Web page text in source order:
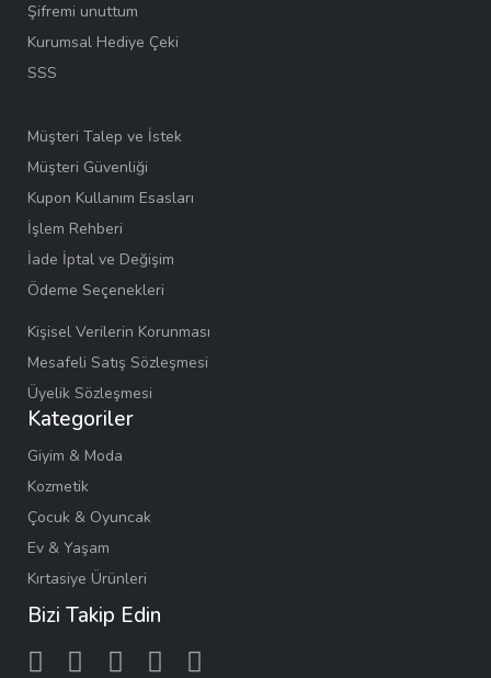
Şifremi unuttum
Kurumsal Hediye Çeki
SSS
Müşteri Talep ve İstek
Müşteri Güvenliği
Kupon Kullanım Esasları
İşlem Rehberi
İade İptal ve Değişim
Ödeme Seçenekleri
Kişisel Verilerin Korunması
Mesafeli Satış Sözleşmesi
Üyelik Sözleşmesi
Kategoriler
Giyim & Moda
Kozmetik
Çocuk & Oyuncak
Ev & Yaşam
Kırtasiye Ürünleri
Bizi Takip Edin